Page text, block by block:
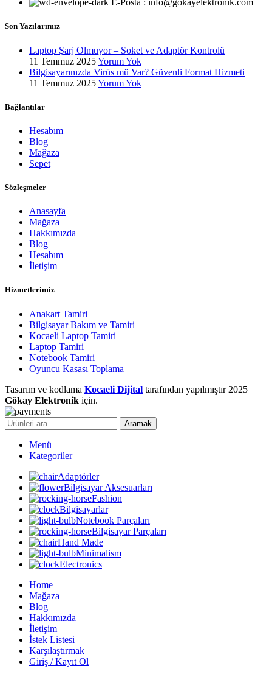
E-Posta : info@gokayelektronik.com
Son Yazılarımız
Laptop Şarj Olmuyor – Soket ve Adaptör Kontrolü
11 Temmuz 2025Yorum Yok
Bilgisayarınızda Virüs mü Var? Güvenli Format Hizmeti
11 Temmuz 2025Yorum Yok
Bağlantılar
Hesabım
Blog
Mağaza
Sepet
Sözleşmeler
Anasayfa
Mağaza
Hakkımızda
Blog
Hesabım
İletişim
Hizmetlerimiz
Anakart Tamiri
Bilgisayar Bakım ve Tamiri
Kocaeli Laptop Tamiri
Laptop Tamiri
Notebook Tamiri
Oyuncu Kasası Toplama
Tasarım ve kodlama Kocaeli Dijital tarafından yapılmıştır 2025
Gökay Elektronik için.
Aramak
Menü
Kategoriler
Adaptörler
Bilgisayar Aksesuarları
Fashion
Bilgisayarlar
Notebook Parçaları
Bilgisayar Parçaları
Hand Made
Minimalism
Electronics
Home
Mağaza
Blog
Hakkımızda
İletişim
İstek Listesi
Karşılaştırmak
Giriş / Kayıt Ol